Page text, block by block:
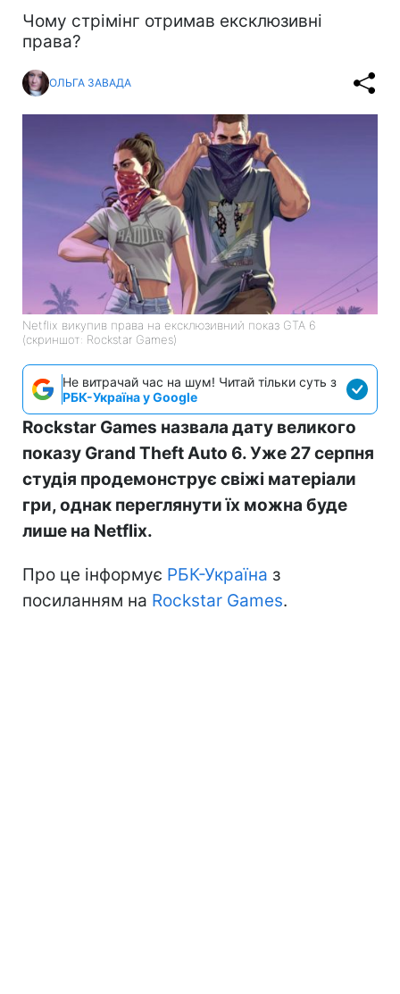
Чому стрімінг отримав ексклюзивні
права?
ОЛЬГА ЗАВАДА
Netflix викупив права на ексклюзивний показ GTA 6
(скриншот: Rockstar Games)
Не витрачай час на шум! Читай тільки суть з
РБК-Україна у Google
Rockstar Games назвала дату великого
показу Grand Theft Auto 6. Уже 27 серпня
студія продемонструє свіжі матеріали
гри, однак переглянути їх можна буде
лише на Netflix.
Про це інформує РБК-Україна з
посиланням на Rockstar Games.